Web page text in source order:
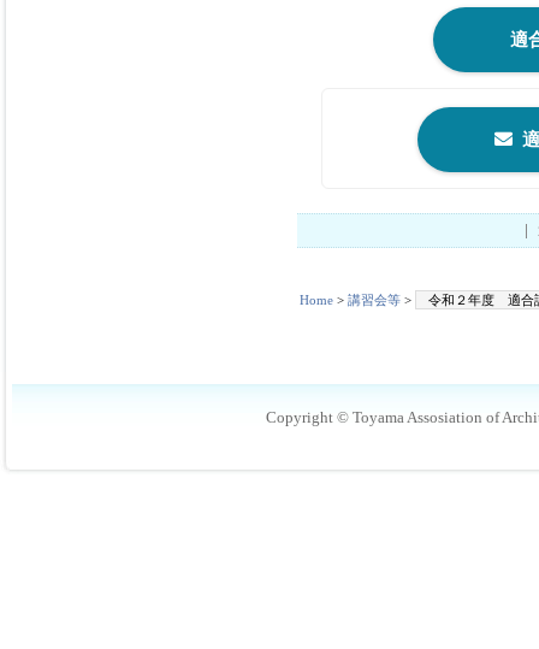
適
Home > 講習会等 > 令和２年度 適合
Copyright © Toyama Assosiation of